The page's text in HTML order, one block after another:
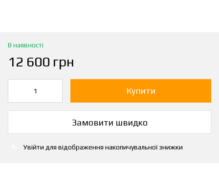
В наявності
12 600 грн
Купити
Замовити швидко
Увійти для відображення накопичувальної знижки